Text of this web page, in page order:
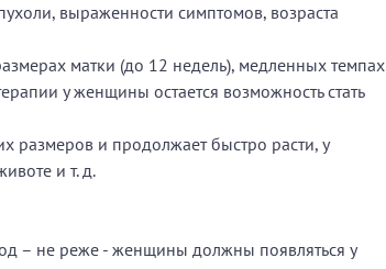
выраженности симптомов, возраста
матки (до 12 недель), медленных темпах
у женщины остается возможность стать
размеров и продолжает быстро расти, у
и т. д.
– не реже - женщины должны появляться у